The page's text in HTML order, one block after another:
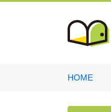
HOME